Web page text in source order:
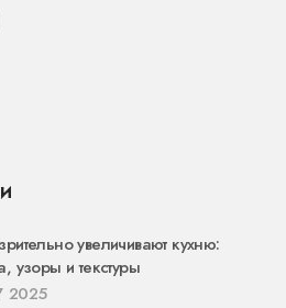
увеличивают кухню:
узоры и текстуры
2025